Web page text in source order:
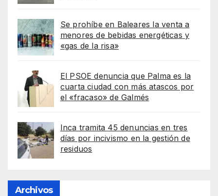
Se prohíbe en Baleares la venta a
menores de bebidas energéticas y
«gas de la risa»
El PSOE denuncia que Palma es la
cuarta ciudad con más atascos por
el «fracaso» de Galmés
Inca tramita 45 denuncias en tres
días por incivismo en la gestión de
residuos
Archivos